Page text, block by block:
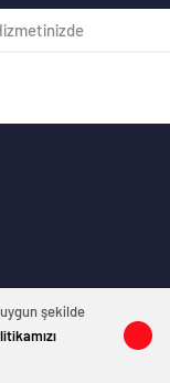
şekilde